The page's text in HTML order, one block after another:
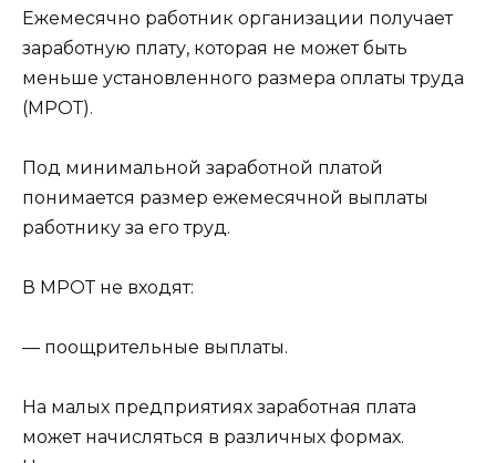
Ежемесячно работник организации получает
заработную плату, которая не может быть
меньше установленного размера оплаты труда
(МРОТ).
Под минимальной заработной платой
понимается размер ежемесячной выплаты
работнику за его труд.
В МРОТ не входят:
— поощрительные выплаты.
На малых предприятиях заработная плата
может начисляться в различных формах.